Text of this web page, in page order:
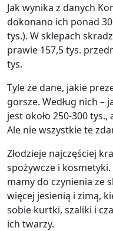
Jak wynika z danych
dokonano ich ponad 30
tys.). W sklepach
prawie 157,5 tys.
tys.
Tyle że dane, jakie
gorsze. Według nich –
jest około 250-300
Ale nie wszystkie te
Złodzieje najczęściej
spożywcze i
mamy do czynienia ze
więcej jesienią i zimą,
sobie kurtki, szaliki i
ich twarzy.